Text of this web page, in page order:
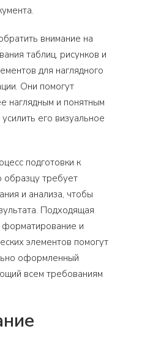
внимание на
таблиц, рисунков и
для наглядного
Они помогут
наглядным и понятным
его визуальное
подготовки к
образцу требует
и анализа, чтобы
Подходящая
форматирование и
элементов помогут
оформленный
всем требованиям